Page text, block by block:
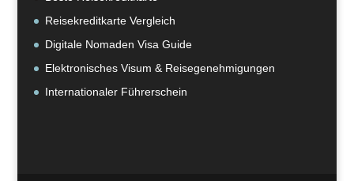
Reisekreditkarte Vergleich
Digitale Nomaden Visa Guide
Elektronisches Visum & Reisegenehmigungen
Internationaler Führerschein